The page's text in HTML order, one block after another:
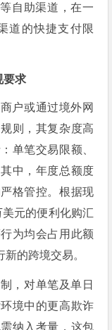
自助渠道，在一
道的快捷支付限
要求
户或通过境外网
则，其复杂度高
单笔交易限额、
中，年度总额度
格管控。根据现
元的便利化购汇
为均会占用此额
的跨境交易。
，对单笔及单日
境中的更高欺诈
纳入考量，这包